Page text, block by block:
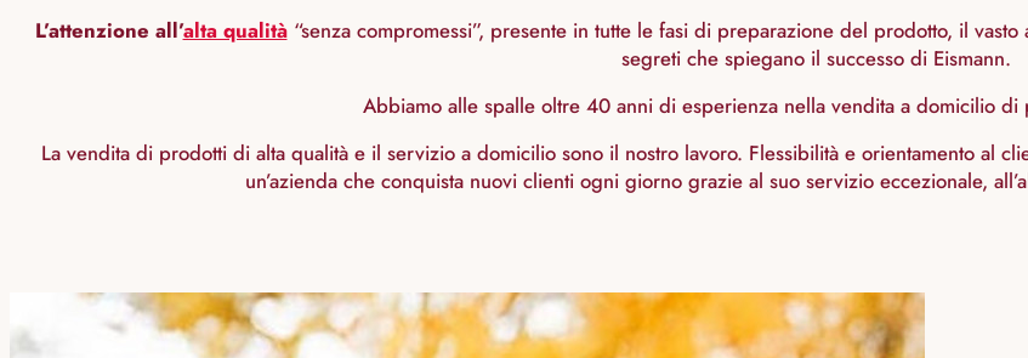
L’attenzione all’alta qualità“senza compromessi”, presente in tutte le fasi di preparazione del prodotto, il vasto
segreti che spiegano il successo di Eismann.
Abbiamo alle spalle oltre 40 anni di esperienza nella vendita a domicilio di
La vendita di prodotti di alta qualità e il servizio a domicilio sono il nostro lavoro. Flessibilità e orientamento al
un’azienda che conquista nuovi clienti ogni giorno grazie al suo servizio eccezionale,